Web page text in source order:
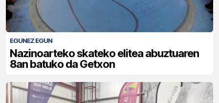
EGUNEZ EGUN
Nazinoarteko skateko elitea abuztuaren
8an batuko da Getxon